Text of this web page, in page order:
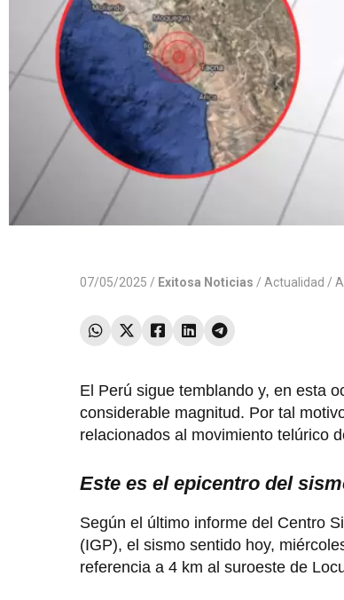
07/05/2025 / Exitosa Noticias / Actualidad /
El Perú sigue temblando y, en esta
considerable magnitud. Por tal
relacionados al movimiento telúrico
Este es el epicentro del
Según el último informe del Centro
(IGP), el sismo sentido hoy,
referencia a 4 km al suroeste de